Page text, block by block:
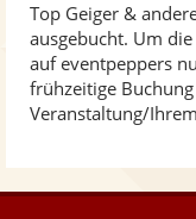
Top Geiger &
ausgebucht. Um
auf eventpeppers
frühzeitige
Veranstaltung/